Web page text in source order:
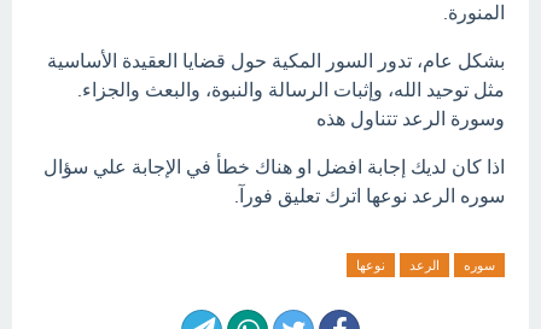
المنورة.
بشكل عام، تدور السور المكية حول قضايا العقيدة الأساسية
مثل توحيد الله، وإثبات الرسالة والنبوة، والبعث والجزاء.
وسورة الرعد تتناول هذه
اذا كان لديك إجابة افضل او هناك خطأ في الإجابة علي سؤال
سوره الرعد نوعها اترك تعليق فورآ.
سوره الرعد نوعها